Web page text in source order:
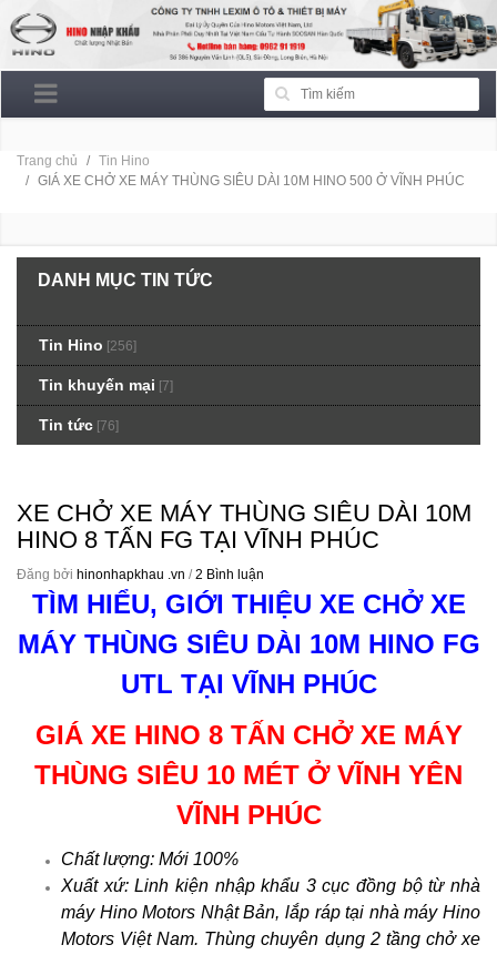
Trang chủ
Tin Hino
GIÁ XE CHỞ XE MÁY THÙNG SIÊU DÀI 10M HINO 500 Ở VĨNH PHÚC
DANH MỤC TIN TỨC
Tin Hino [256]
Tin khuyến mại [7]
Tin tức [76]
XE CHỞ XE MÁY THÙNG SIÊU DÀI 10M
HINO 8 TẤN FG TẠI VĨNH PHÚC
Đăng bởi hinonhapkhau .vn /2 Bình luận
TÌM HIỂU, GIỚI THIỆU XE CHỞ XE
MÁY THÙNG SIÊU DÀI 10M HINO FG
UTL TẠI VĨNH PHÚC
GIÁ XE HINO 8 TẤN CHỞ XE MÁY
THÙNG SIÊU 10 MÉT Ở VĨNH YÊN
VĨNH PHÚC
Chất lượng: Mới 100%
Xuất xứ: Linh kiện nhập khẩu 3 cục đồng bộ từ nhà
máy Hino Motors Nhật Bản, lắp ráp tại nhà máy Hino
Motors Việt Nam. Thùng chuyên dụng 2 tầng chở xe